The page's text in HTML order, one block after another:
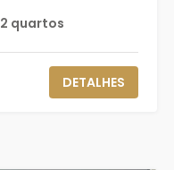
2 quartos
DETALHES